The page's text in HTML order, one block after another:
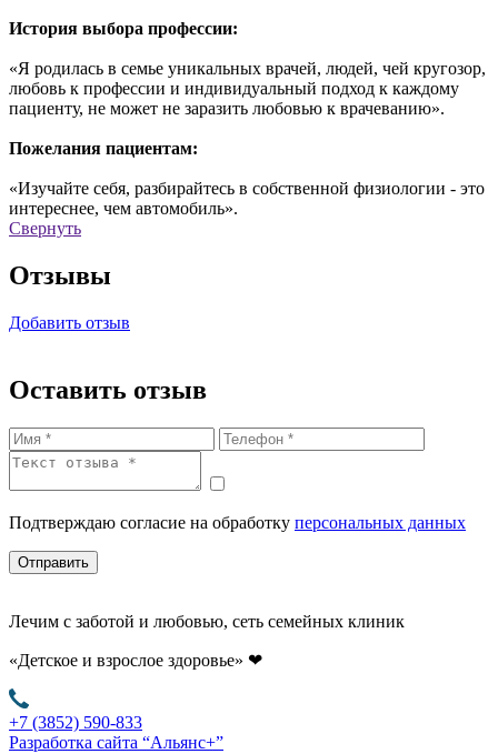
История выбора профессии:
«Я родилась в семье уникальных врачей, людей, чей кругозор,
любовь к профессии и индивидуальный подход к каждому
пациенту, не может не заразить любовью к врачеванию».
Пожелания пациентам:
«Изучайте себя, разбирайтесь в собственной физиологии - это
интереснее, чем автомобиль».
Свернуть
Отзывы
Добавить отзыв
Оставить отзыв
Подтверждаю согласие на обработку персональных данных
Отправить
Лечим с заботой и любовью, сеть семейных клиник
«Детское и взрослое здоровье» ❤
+7 (3852) 590-833
Разработка сайта “Альянс+”